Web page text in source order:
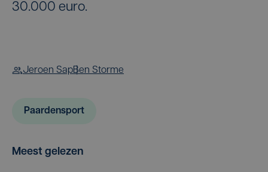
30.000 euro.
Jeroen SapBen Storme
Paardensport
Meest gelezen